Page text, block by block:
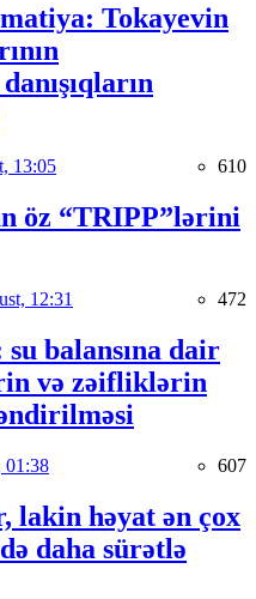
Tokayevin
13:05 610
öz “TRIPP”lərini
12:31 472
balansına dair
və zəifliklərin
01:38 607
lakin həyat ən çox
daha sürətlə